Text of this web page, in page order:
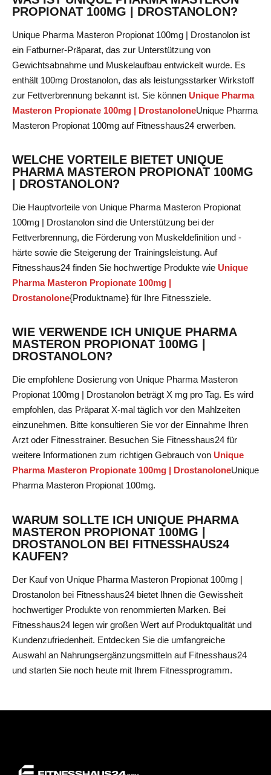
PROPIONAT 100MG | DROSTANOLON?
Unique Pharma Masteron Propionat 100mg | Drostanolon ist
ein Fatburner-Präparat, das zur Unterstützung von
Gewichtsabnahme und Muskelaufbau entwickelt wurde. Es
enthält 100mg Drostanolon, das als leistungsstarker Wirkstoff
zur Fettverbrennung bekannt ist. Sie können Unique Pharma
Masteron Propionate 100mg | DrostanoloneUnique Pharma
Masteron Propionat 100mg auf Fitnesshaus24 erwerben.
WELCHE VORTEILE BIETET UNIQUE
PHARMA MASTERON PROPIONAT 100MG
| DROSTANOLON?
Die Hauptvorteile von Unique Pharma Masteron Propionat
100mg | Drostanolon sind die Unterstützung bei der
Fettverbrennung, die Förderung von Muskeldefinition und -
härte sowie die Steigerung der Trainingsleistung. Auf
Fitnesshaus24 finden Sie hochwertige Produkte wie Unique
Pharma Masteron Propionate 100mg |
Drostanolone{Produktname} für Ihre Fitnessziele.
WIE VERWENDE ICH UNIQUE PHARMA
MASTERON PROPIONAT 100MG |
DROSTANOLON?
Die empfohlene Dosierung von Unique Pharma Masteron
Propionat 100mg | Drostanolon beträgt X mg pro Tag. Es wird
empfohlen, das Präparat X-mal täglich vor den Mahlzeiten
einzunehmen. Bitte konsultieren Sie vor der Einnahme Ihren
Arzt oder Fitnesstrainer. Besuchen Sie Fitnesshaus24 für
weitere Informationen zum richtigen Gebrauch von Unique
Pharma Masteron Propionate 100mg | DrostanoloneUnique
Pharma Masteron Propionat 100mg.
WARUM SOLLTE ICH UNIQUE PHARMA
MASTERON PROPIONAT 100MG |
DROSTANOLON BEI FITNESSHAUS24
KAUFEN?
Der Kauf von Unique Pharma Masteron Propionat 100mg |
Drostanolon bei Fitnesshaus24 bietet Ihnen die Gewissheit
hochwertiger Produkte von renommierten Marken. Bei
Fitnesshaus24 legen wir großen Wert auf Produktqualität und
Kundenzufriedenheit. Entdecken Sie die umfangreiche
Auswahl an Nahrungsergänzungsmitteln auf Fitnesshaus24
und starten Sie noch heute mit Ihrem Fitnessprogramm.